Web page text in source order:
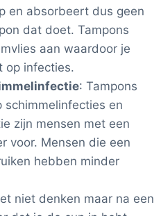
en absorbeert dus geen
dat doet. Tampons
aan waardoor je
op infecties.
: Tampons
schimmelinfecties en
zijn mensen met een
voor. Mensen die een
hebben minder
niet denken maar na een